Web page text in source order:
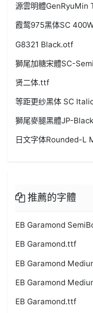
源雲明體
霞鹜975黑体SC
G8321 Black.otf
獅尾加糖宋體SC-
贤二体.ttf
等距更纱黑体 SC
獅尾麥腿黑體JP-
日文字体Rounded-L
推薦的字體
EB Garamond
EB Garamond.ttf
EB Garamond
EB Garamond
EB Garamond.ttf